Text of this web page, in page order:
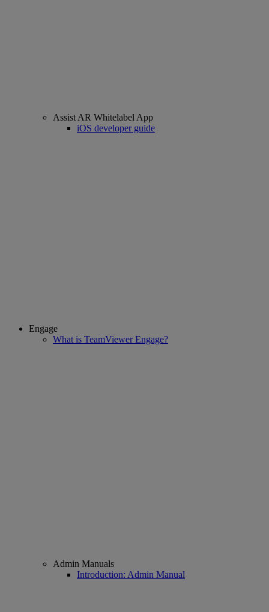
Assist AR Whitelabel App
iOS developer guide
Engage
What is TeamViewer Engage?
Admin Manuals
Introduction: Admin Manual